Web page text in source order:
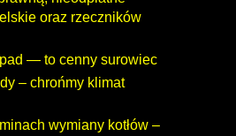
oraz rzeczników
— to cenny surowiec
– chrońmy klimat
wymiany kotłów –